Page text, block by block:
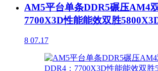
AM5平台单条DDR5碾压AM4
7700X3D性能能效双胜
8 07.17